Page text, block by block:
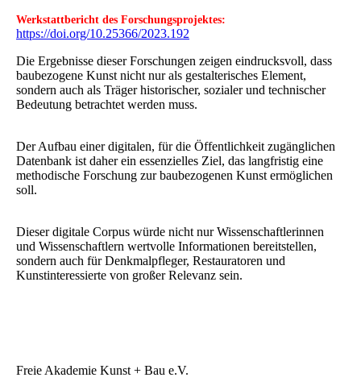
Werkstattbericht des Forschungsprojektes:
https://doi.org/10.25366/2023.192
Die Ergebnisse dieser Forschungen zeigen eindrucksvoll, dass
baubezogene Kunst nicht nur als gestalterisches Element,
sondern auch als Träger historischer, sozialer und technischer
Bedeutung betrachtet werden muss.
Der Aufbau einer digitalen, für die Öffentlichkeit zugänglichen
Datenbank ist daher ein essenzielles Ziel, das langfristig eine
methodische Forschung zur baubezogenen Kunst ermöglichen
soll.
Dieser digitale Corpus würde nicht nur Wissenschaftlerinnen
und Wissenschaftlern wertvolle Informationen bereitstellen,
sondern auch für Denkmalpfleger, Restauratoren und
Kunstinteressierte von großer Relevanz sein.
Freie Akademie Kunst + Bau e.V.